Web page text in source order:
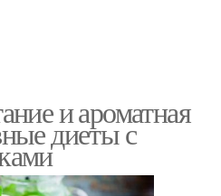
и ароматная
диеты с